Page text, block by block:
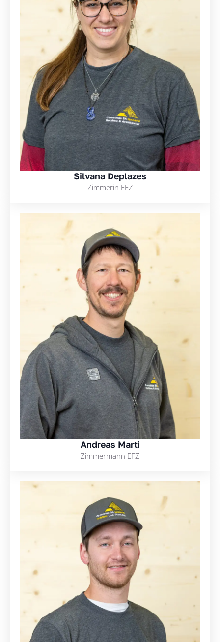
Andreas Marti
Zimmermann EFZ
Silvana Deplazes
Zimmerin EFZ